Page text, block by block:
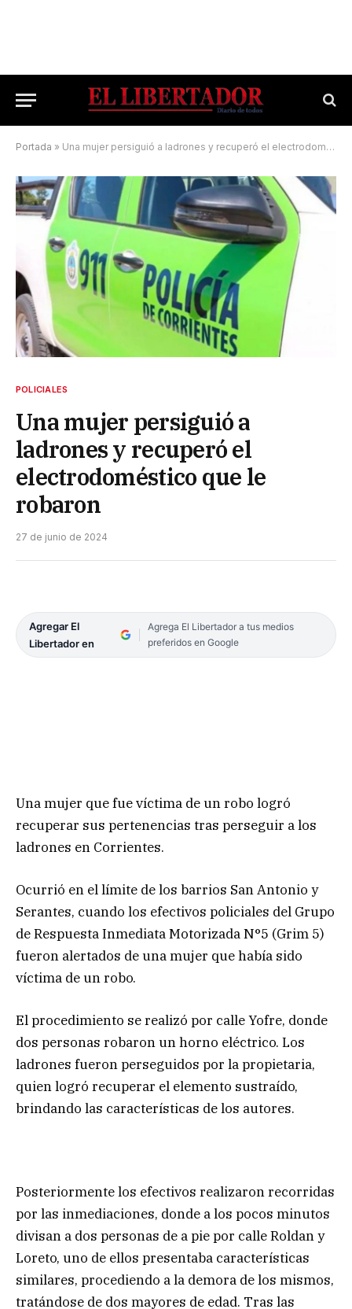
Portada » Una mujer persiguió a ladrones y recuperó el electrodoméstico que le robaron
POLICIALES
Una mujer persiguió a
ladrones y recuperó el
electrodoméstico que le
robaron
27 de junio de 2024
Agregar El
Libertador en
Agrega El Libertador a tus medios
preferidos en Google
Una mujer que fue víctima de un robo logró
recuperar sus pertenencias tras perseguir a los
ladrones en Corrientes.
Ocurrió en el límite de los barrios San Antonio y
Serantes, cuando los efectivos policiales del Grupo
de Respuesta Inmediata Motorizada N°5 (Grim 5)
fueron alertados de una mujer que había sido
víctima de un robo.
El procedimiento se realizó por calle Yofre, donde
dos personas robaron un horno eléctrico. Los
ladrones fueron perseguidos por la propietaria,
quien logró recuperar el elemento sustraído,
brindando las características de los autores.
Posteriormente los efectivos realizaron recorridas
por las inmediaciones, donde a los pocos minutos
divisan a dos personas de a pie por calle Roldan y
Loreto, uno de ellos presentaba características
similares, procediendo a la demora de los mismos,
tratándose de dos mayores de edad. Tras las